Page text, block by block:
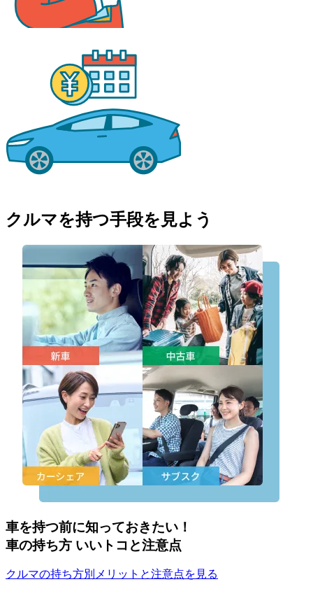
クルマを持つ手段を見よう
車を持つ前に知っておきたい！
車の持ち方 いいトコと注意点
クルマの持ち方別メリットと注意点を見る